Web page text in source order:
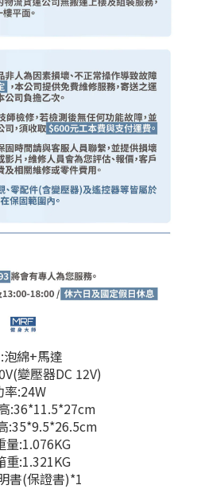
泡綿+馬達
變壓器DC 12V)
率:24W
:36*11.5*27cm
:35*9.5*26.5cm
量:1.076KG
重:1.321KG
書(保證書)*1